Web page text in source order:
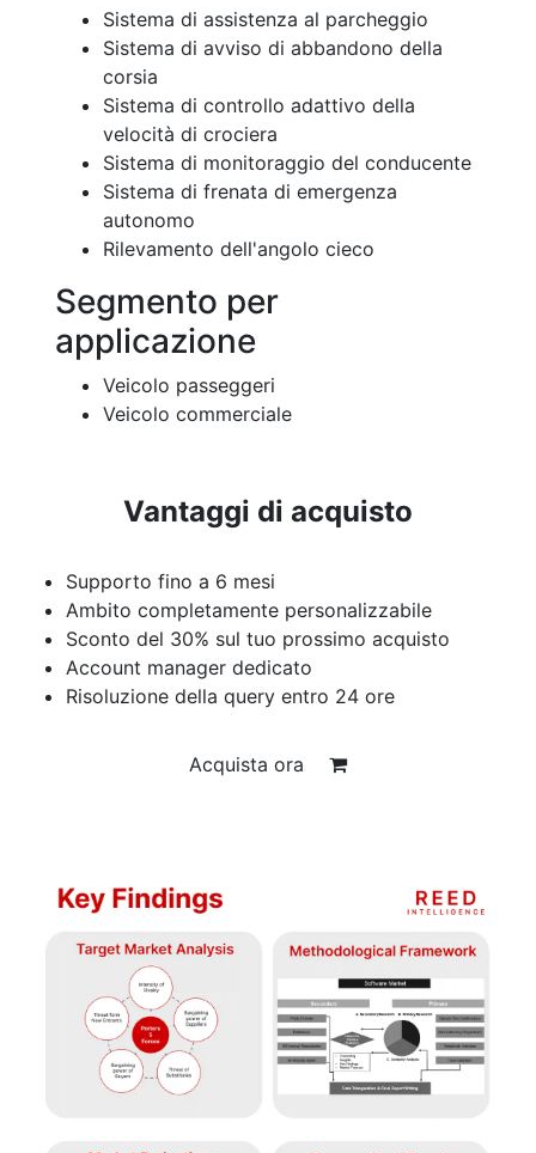
Sistema di assistenza al parcheggio
Sistema di avviso di abbandono della
corsia
Sistema di controllo adattivo della
velocità di crociera
Sistema di monitoraggio del conducente
Sistema di frenata di emergenza
autonomo
Rilevamento dell'angolo cieco
Segmento per
applicazione
Veicolo passeggeri
Veicolo commerciale
Vantaggi di acquisto
Supporto fino a 6 mesi
Ambito completamente personalizzabile
Sconto del 30% sul tuo prossimo acquisto
Account manager dedicato
Risoluzione della query entro 24 ore
Acquista ora